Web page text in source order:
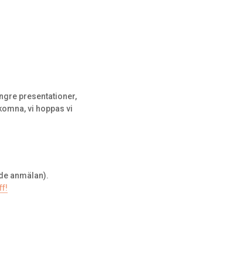
presentationer,
vi hoppas vi
anmälan).